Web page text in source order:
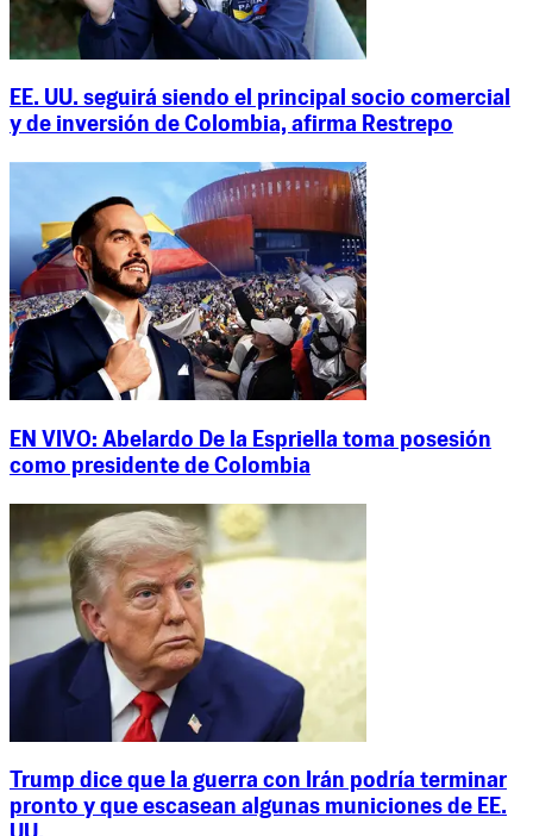
EE. UU. seguirá siendo el principal socio comercial
y de inversión de Colombia, afirma Restrepo
EN VIVO: Abelardo De la Espriella toma posesión
como presidente de Colombia
Trump dice que la guerra con Irán podría terminar
pronto y que escasean algunas municiones de EE.